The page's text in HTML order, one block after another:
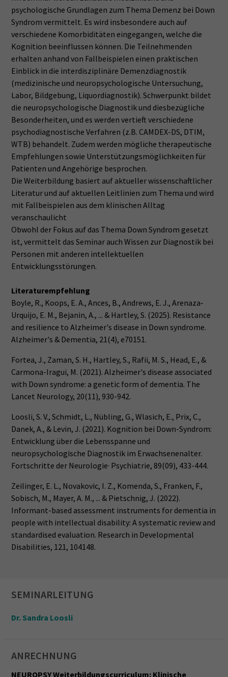
psychologische Grundlagen zum Thema Demenz bei Down
Syndrom vermittelt. Es wird insbesondere auch auf
verschiedene Komorbiditäten eingegangen, welche die
Kognition beeinflussen können. Die Teilnehmenden
erhalten anhand von Fallbeispielen einen praktischen
Einblick in die interdisziplinäre Demenzdiagnostik
(medizinische und neuropsychologische Untersuchung,
Labor, Bildgebung, Liquordiagnostik). Schwerpunkt bildet
die neuropsychologische Diagnostik und diesbezügliche
Besonderheiten, und es werden vertieft verschiedene
psychodiagnostische Verfahren (z.B. CAMDEX-DS, DTIM,
WTB) behandelt. Zudem werden mögliche therapeutische
Empfehlungen sowie Unterstützungsmöglichkeiten für
Patienten und Angehörige besprochen.
Die Weiterbildung basiert auf aktueller wissenschaftlicher
Literatur und auf aktuellen Leitlinien zum Thema und wird
mit Fallbeispielen aus dem klinischen Alltag
veranschaulicht
Obwohl der Fokus auf das Thema Down Syndrom gesetzt
ist, vermittelt das Seminar auch Wissen zur Diagnostik bei
Personen mit anderen intellektuellen
Entwicklungsstörungen.
Literaturempfehlung
Boyle, R., Koops, E. A., Ances, B., Andrews, E. J., Arenaza‐
Urquijo, E. M., Bejanin, A., ... & Hartley, S. (2025). Resistance
and resilience to Alzheimer's disease in Down syndrome.
Alzheimer's & Dementia, 21(4), e70151.
Fortea, J., Zaman, S. H., Hartley, S., Rafii, M. S., Head, E., &
Carmona-Iragui, M. (2021). Alzheimer's disease associated
with Down syndrome: a genetic form of dementia. The
Lancet Neurology, 20(11), 930-942.
Loosli, S. V., Schmidt, L., Nübling, G., Wlasich, E., Prix, C.,
Danek, A., & Levin, J. (2021). Kognition bei Down-Syndrom:
Entwicklung über die Lebensspanne und
neuropsychologische Diagnostik im Erwachsenenalter.
Fortschritte der Neurologie· Psychiatrie, 89(09), 433-444.
Zeilinger, E. L., Novakovic, I. Z., Komenda, S., Franken, F.,
Sobisch, M., Mayer, A. M., ... & Pietschnig, J. (2022).
Informant-based assessment instruments for dementia in
people with intellectual disability: A systematic review and
standardised evaluation. Research in Developmental
Disabilities, 121, 104148.
SEMINARLEITUNG
Dr. Sandra Loosli
ANRECHNUNG
NEUROPSY Weiterbildungscurriculum: Klinische